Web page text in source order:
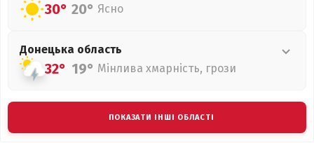
30° 20° Ясно
Донецька область
32° 19° Мінлива хмарність, грози
ПОКАЗАТИ ІНШІ ОБЛАСТІ